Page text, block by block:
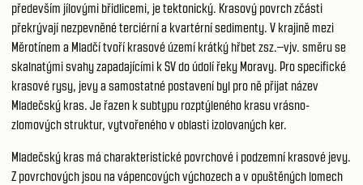
především jílovými břidlicemi, je tektonický. Krasový povrch zčásti
překrývají nezpevněné terciérní a kvartérní sedimenty. V krajině mezi
Měrotínem a Mladčí tvoří krasové území krátký hřbet zsz.–vjv. směru se
skalnatými svahy zapadajícími k SV do údolí řeky Moravy. Pro specifické
krasové rysy, jevy a samostatné postavení byl pro ně přijat název
Mladečský kras. Je řazen k subtypu rozptýleného krasu vrásno-
zlomových struktur, vytvořeného v oblasti izolovaných ker.
Mladečský kras má charakteristické povrchové i podzemní krasové jevy.
Z povrchových jsou na vápencových výchozech a v opuštěných lomech